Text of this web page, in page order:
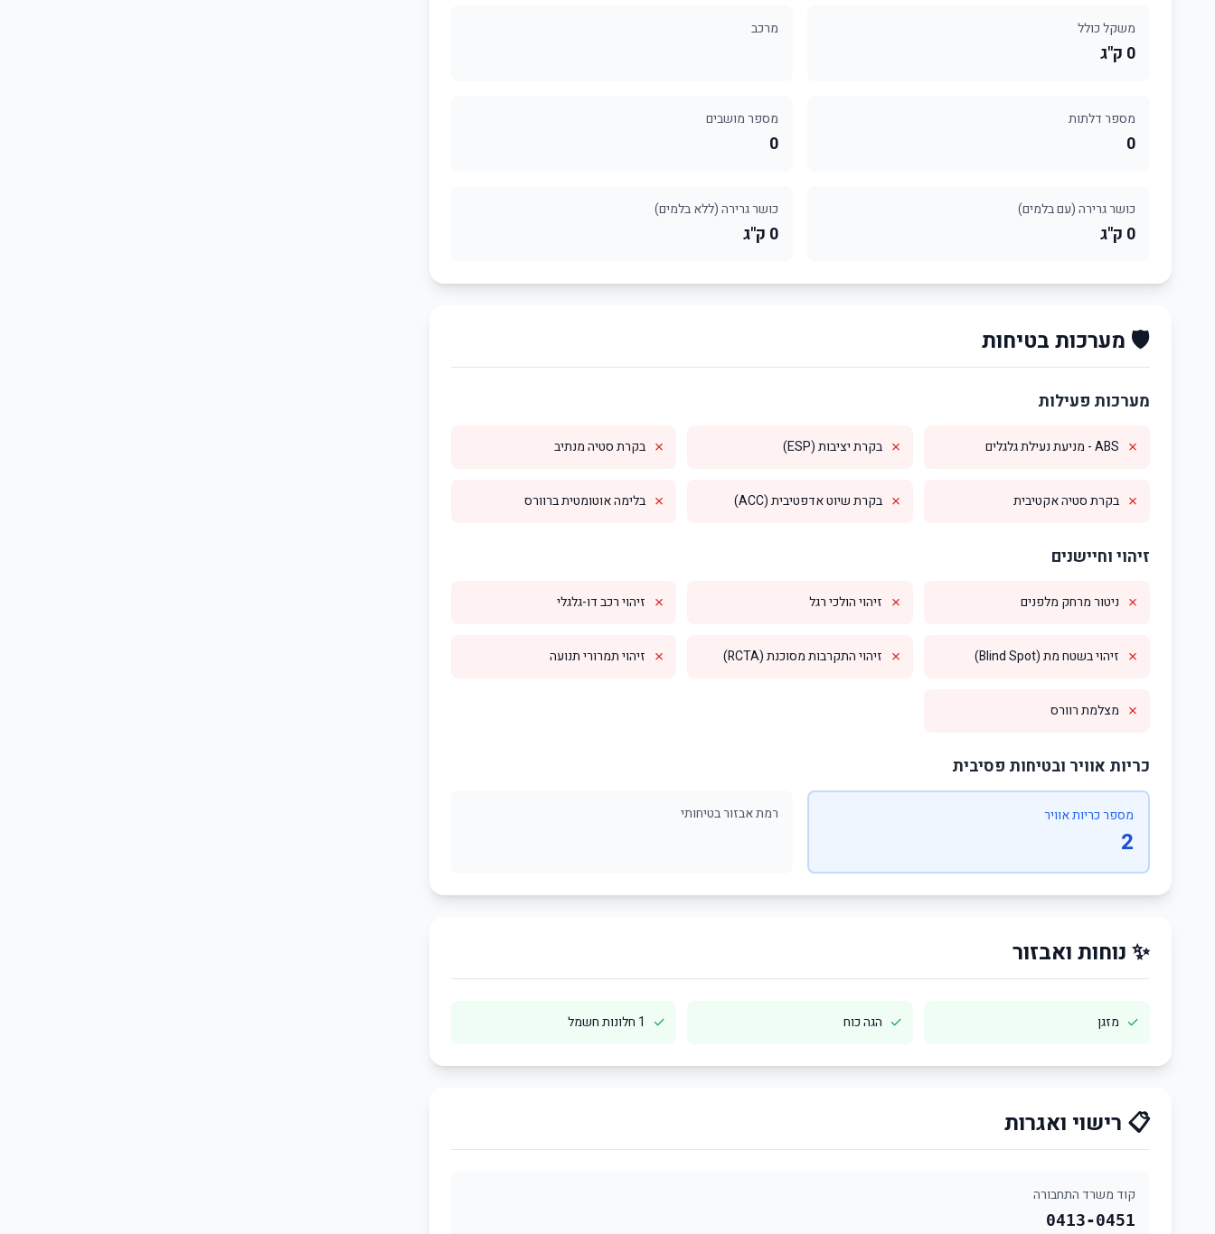
משקל כולל
0 ק"ג
מרכב
מספר דלתות
0
מספר מושבים
0
כושר גרירה (עם בלמים)
0 ק"ג
כושר גרירה (ללא בלמים)
0 ק"ג
🛡️ מערכות בטיחות
מערכות פעילות
✗ ABS - מניעת נעילת גלגלים ✗ בקרת יציבות (ESP) ✗ בקרת סטיה מנתיב
✗ בקרת סטיה אקטיבית ✗ בקרת שיוט אדפטיבית (ACC) ✗ בלימה אוטומטית ברוורס
זיהוי וחיישנים
✗ ניטור מרחק מלפנים ✗ זיהוי הולכי רגל ✗ זיהוי רכב דו-גלגלי
✗ זיהוי בשטח מת (Blind Spot) ✗ זיהוי התקרבות מסוכנת (RCTA) ✗ זיהוי תמרורי תנועה
✗ מצלמת רוורס
כריות אוויר ובטיחות פסיבית
מספר כריות אוויר
2
רמת אבזור בטיחותי
✨ נוחות ואבזור
✓ מזגן ✓ הגה כוח ✓ 1 חלונות חשמל
📋 רישוי ואגרות
קוד משרד התחבורה
0413-0451